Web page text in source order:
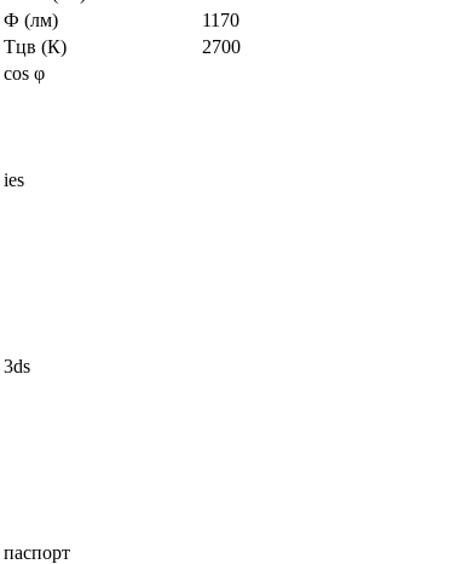
Ф (лм)
1170
Тцв (К)
2700
cos φ
ies
3ds
паспорт